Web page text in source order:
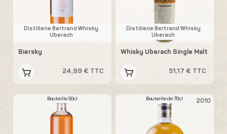
Distillerie Bertrand Whisky
Uberach
Biersky
24,99 € TTC
Distillerie Bertrand Whisky
Uberach
Whisky Uberach Single Malt
51,17 € TTC
Bouteille 50cl 2010
Bouteille de 70cl